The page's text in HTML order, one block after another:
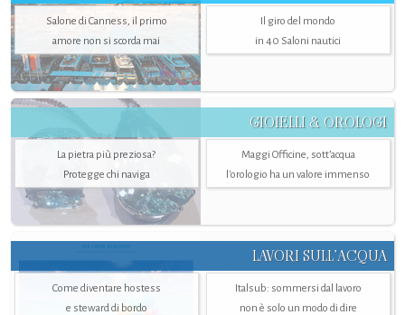
Salone di Canness, il primo
amore non si scorda mai
Il giro del mondo
in 40 Saloni nautici
GIOIELLI & OROLOGI
La pietra più preziosa?
Protegge chi naviga
Maggi Officine, sott’acqua
l'orologio ha un valore immenso
LAVORI SULL’ACQUA
Come diventare hostess
e steward di bordo
Italsub: sommersi dal lavoro
non è solo un modo di dire